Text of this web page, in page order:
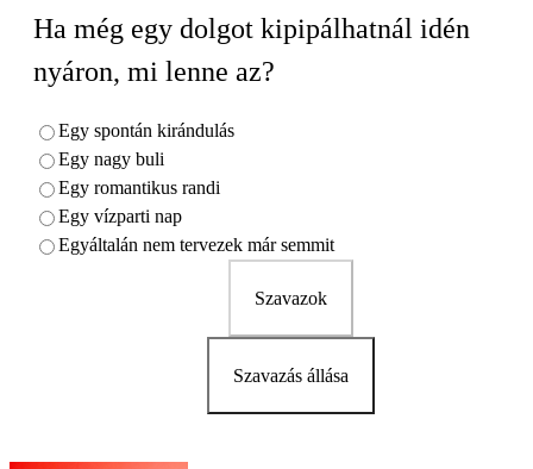
Ha még egy dolgot kipipálhatnál idén
nyáron, mi lenne az?
Egy spontán kirándulás
Egy nagy buli
Egy romantikus randi
Egy vízparti nap
Egyáltalán nem tervezek már semmit
Szavazok
Szavazás állása